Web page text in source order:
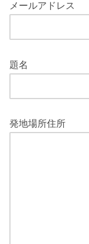
メールアドレス
題名
発地場所住所